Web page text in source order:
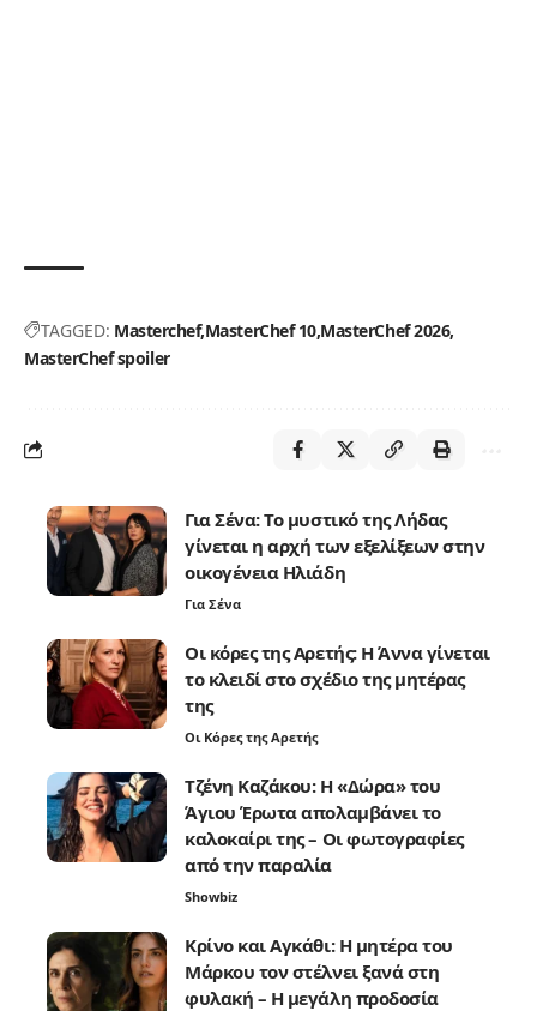
TAGGED: Masterchef MasterChef 10 MasterChef 2026
MasterChef spoiler
Για Σένα: Το μυστικό της Λήδας
γίνεται η αρχή των εξελίξεων στην
οικογένεια Ηλιάδη
Για Σένα
Οι κόρες της Αρετής: Η Άννα γίνεται
το κλειδί στο σχέδιο της μητέρας
της
Οι Κόρες της Αρετής
Τζένη Καζάκου: Η «Δώρα» του
Άγιου Έρωτα απολαμβάνει το
καλοκαίρι της – Οι φωτογραφίες
από την παραλία
Showbiz
Κρίνο και Αγκάθι: Η μητέρα του
Μάρκου τον στέλνει ξανά στη
φυλακή – Η μεγάλη προδοσία